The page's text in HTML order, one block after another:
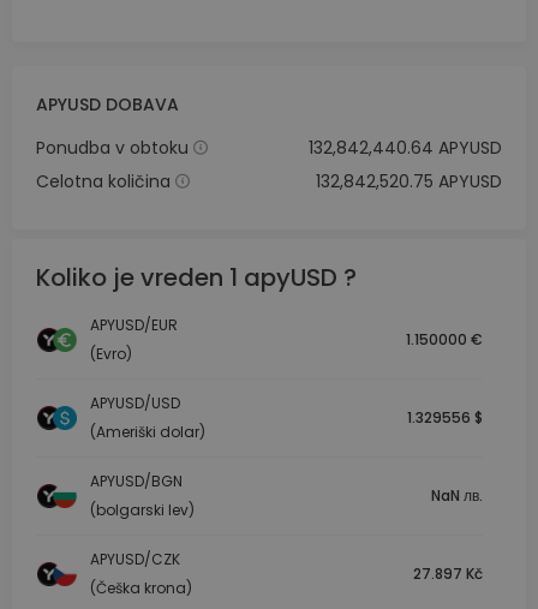
APYUSD DOBAVA
Ponudba v obtoku
132,842,440.64 APYUSD
Celotna količina
132,842,520.75 APYUSD
Koliko je vreden 1 apyUSD ?
APYUSD/EUR
(Evro)
1.150000 €
APYUSD/USD
(Ameriški dolar)
1.329556 $
APYUSD/BGN
(bolgarski lev)
NaN лв.
APYUSD/CZK
(Češka krona)
27.897 Kč